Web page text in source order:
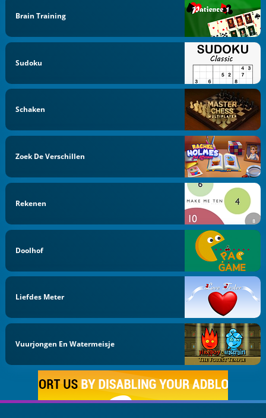
Brain Training
Sudoku
Schaken
Zoek De Verschillen
Rekenen
Doolhof
Liefdes Meter
Vuurjongen En Watermeisje